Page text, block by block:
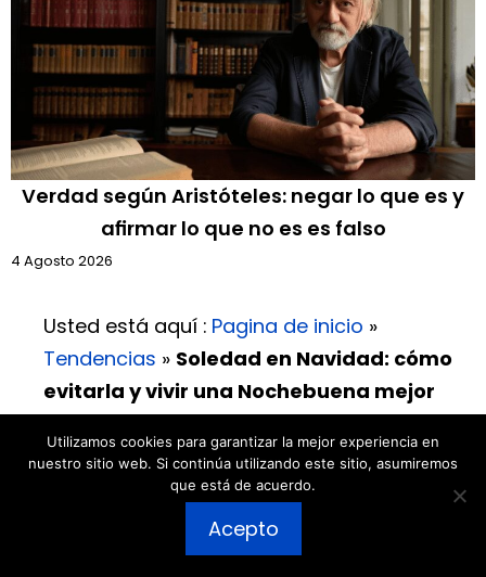
Verdad según Aristóteles: negar lo que es y
afirmar lo que no es es falso
4 Agosto 2026
Usted está aquí : Pagina de inicio »
Tendencias » Soledad en Navidad: cómo
evitarla y vivir una Nochebuena mejor
¿Quienes somos?
Equipo editorial
Hoja informativa
Publicar un comentario
Utilizamos cookies para garantizar la mejor experiencia en
nuestro sitio web. Si continúa utilizando este sitio, asumiremos
que está de acuerdo.
Acepto